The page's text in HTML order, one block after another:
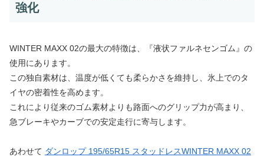
強化
WINTER MAXX 02の最大の特徴は、『液状ファルネセンゴム』の
使用にあります。
この独自素材は、温度が低くても柔らかさを維持し、氷上でのタ
イヤの密着性を高めます。
これにより従来のゴム素材よりも路面へのグリップ力が高まり、
急ブレーキやカーブでの安定走行に寄与します。
あわせて ダンロップ 195/65R15 スタッドレスWINTER MAXX 02